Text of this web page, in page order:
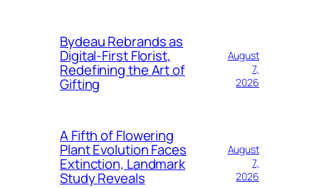
Bydeau Rebrands as
Digital-First Florist,
Redefining the Art of
Gifting
August
7,
2026
A Fifth of Flowering
Plant Evolution Faces
Extinction, Landmark
Study Reveals
August
7,
2026